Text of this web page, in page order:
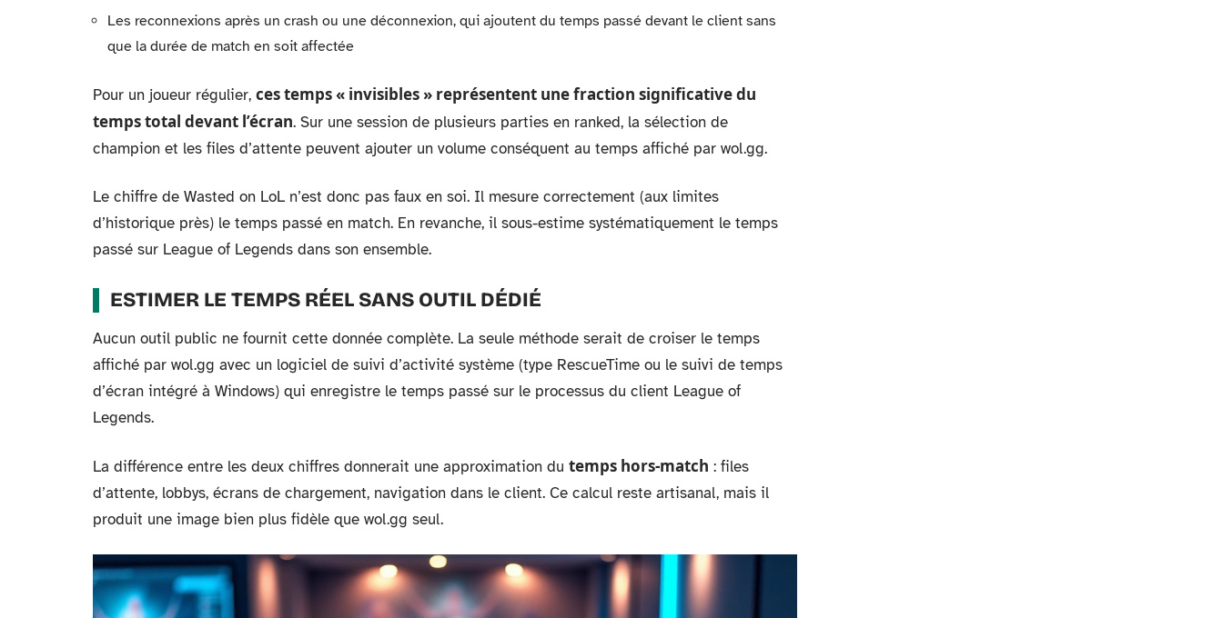
Les reconnexions après un crash ou une déconnexion, qui ajoutent du temps passé devant le client sans
que la durée de match en soit affectée
Pour un joueur régulier, ces temps « invisibles » représentent une fraction significative du
temps total devant l’écran. Sur une session de plusieurs parties en ranked, la sélection de
champion et les files d’attente peuvent ajouter un volume conséquent au temps affiché par wol.gg.
Le chiffre de Wasted on LoL n’est donc pas faux en soi. Il mesure correctement (aux limites
d’historique près) le temps passé en match. En revanche, il sous-estime systématiquement le temps
passé sur League of Legends dans son ensemble.
ESTIMER LE TEMPS RÉEL SANS OUTIL DÉDIÉ
Aucun outil public ne fournit cette donnée complète. La seule méthode serait de croiser le temps
affiché par wol.gg avec un logiciel de suivi d’activité système (type RescueTime ou le suivi de temps
d’écran intégré à Windows) qui enregistre le temps passé sur le processus du client League of
Legends.
La différence entre les deux chiffres donnerait une approximation du temps hors-match : files
d’attente, lobbys, écrans de chargement, navigation dans le client. Ce calcul reste artisanal, mais il
produit une image bien plus fidèle que wol.gg seul.